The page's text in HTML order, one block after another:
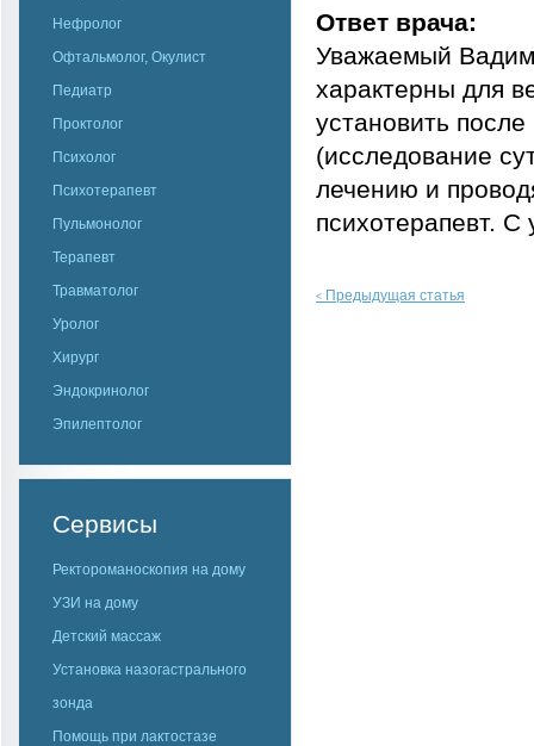
Нефролог
Офтальмолог, Окулист
Педиатр
Проктолог
Психолог
Психотерапевт
Пульмонолог
Терапевт
Травматолог
Уролог
Хирург
Эндокринолог
Эпилептолог
Сервисы
Ректороманоскопия на дому
УЗИ на дому
Детский массаж
Установка назогастрального
зонда
Помощь при лактостазе
Ответ врача:
Уважаемый
характерны для
установить
(исследование
лечению и
психотерапевт.
< Предыдущая статья